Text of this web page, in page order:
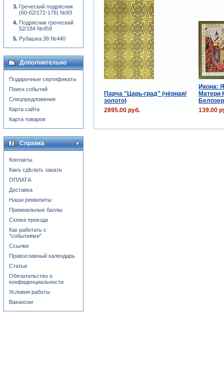
Парча "Царь-град" (чёрная/
золото)
Икона:
Матери
2895.00 руб.
139.00
Греческий подрясник
(60-62/172-176) №93
Подрясник греческий
52/184 №459
Рубашка 38 №440
Дополнительно
Подарочные сертификаты
Поиск событий
Спецпредложения
Карта сайта
Карта товаров
Справка
Контакты
Какъ сдѣлать заказъ
ОПЛАТА
Доставка
Наши реквизиты
Премиальные баллы
Схема проезда
Как работать с
"событиями"
Ссылки
Православный календарь
Статьи
Обязательство о
конфиденциальности
Условия работы
Вакансии